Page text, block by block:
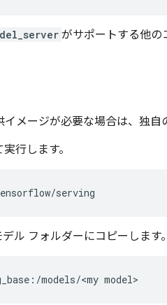
がサポートする他の
メージが必要な場合は、独自
行します。
ル フォルダーにコピーします。
models/<my